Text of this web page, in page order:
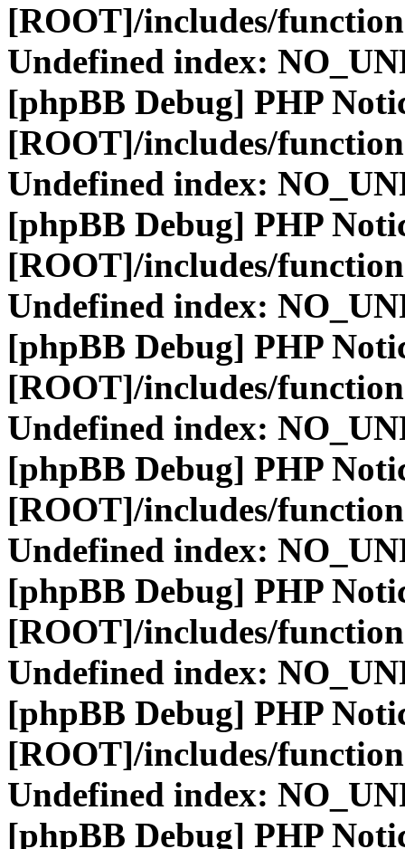
[ROOT]/includes/
Undefined index:
[phpBB Debug] PHP
[ROOT]/includes/
Undefined index:
[phpBB Debug] PHP
[ROOT]/includes/
Undefined index:
[phpBB Debug] PHP
[ROOT]/includes/
Undefined index:
[phpBB Debug] PHP
[ROOT]/includes/
Undefined index:
[phpBB Debug] PHP
[ROOT]/includes/
Undefined index:
[phpBB Debug] PHP
[ROOT]/includes/
Undefined index:
[phpBB Debug] PHP